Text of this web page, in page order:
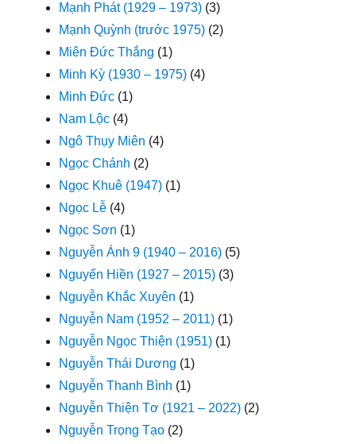
Mạnh Phát (1929 – 1973) (3)
Mạnh Quỳnh (trước 1975) (2)
Miên Đức Thắng (1)
Minh Kỳ (1930 – 1975) (4)
Minh Đức (1)
Nam Lộc (4)
Ngô Thụy Miên (4)
Ngọc Chánh (2)
Ngọc Khuê (1947) (1)
Ngọc Lễ (4)
Ngọc Sơn (1)
Nguyễn Ánh 9 (1940 – 2016) (5)
Nguyển Hiền (1927 – 2015) (3)
Nguyễn Khắc Xuyên (1)
Nguyễn Nam (1952 – 2011) (1)
Nguyễn Ngọc Thiện (1951) (1)
Nguyễn Thái Dương (1)
Nguyễn Thanh Bình (1)
Nguyễn Thiện Tơ (1921 – 2022) (2)
Nguyễn Trọng Tạo (2)